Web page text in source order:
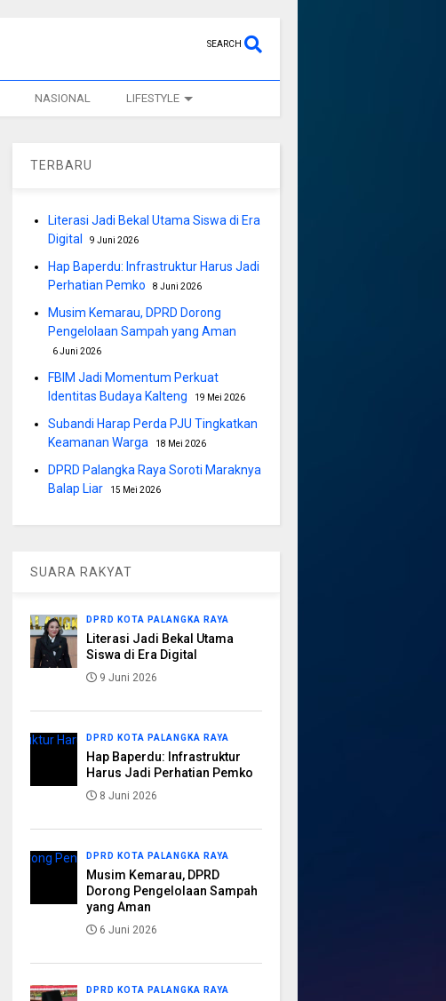
SEARCH
NASIONAL LIFESTYLE
TERBARU
Literasi Jadi Bekal Utama Siswa di Era
Digital
9 Juni 2026
Hap Baperdu: Infrastruktur Harus Jadi
Perhatian Pemko
8 Juni 2026
Musim Kemarau, DPRD Dorong
Pengelolaan Sampah yang Aman
6 Juni 2026
FBIM Jadi Momentum Perkuat
Identitas Budaya Kalteng
19 Mei 2026
Subandi Harap Perda PJU Tingkatkan
Keamanan Warga
18 Mei 2026
DPRD Palangka Raya Soroti Maraknya
Balap Liar
15 Mei 2026
SUARA RAKYAT
DPRD KOTA PALANGKA RAYA
Literasi Jadi Bekal Utama
Siswa di Era Digital
9 Juni 2026
DPRD KOTA PALANGKA RAYA
Hap Baperdu: Infrastruktur
Harus Jadi Perhatian Pemko
8 Juni 2026
DPRD KOTA PALANGKA RAYA
Musim Kemarau, DPRD
Dorong Pengelolaan Sampah
yang Aman
6 Juni 2026
DPRD KOTA PALANGKA RAYA